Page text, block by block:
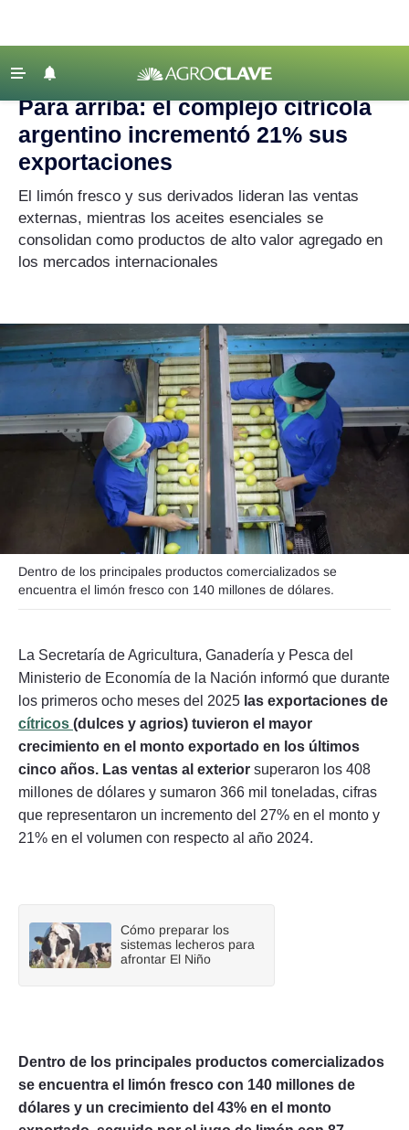
Agricultura
Ganadería
Lechería
Tecnología
Maquinaria agrícola
Clima
Seguinos
‹ VOLVER
Agroclave Sectores | cítricos
Para arriba: el complejo citrícola
argentino incrementó 21% sus
exportaciones
El limón fresco y sus derivados lideran las ventas
externas, mientras los aceites esenciales se
consolidan como productos de alto valor agregado en
los mercados internacionales
Dentro de los principales productos comercializados se
encuentra el limón fresco con 140 millones de dólares.
La Secretaría de Agricultura, Ganadería y Pesca del
Ministerio de Economía de la Nación informó que durante
los primeros ocho meses del 2025 las exportaciones de
cítricos (dulces y agrios) tuvieron el mayor
crecimiento en el monto exportado en los últimos
cinco años. Las ventas al exterior superaron los 408
millones de dólares y sumaron 366 mil toneladas, cifras
que representaron un incremento del 27% en el monto y
21% en el volumen con respecto al año 2024.
Cómo preparar los
sistemas lecheros para
afrontar El Niño
Dentro de los principales productos comercializados
se encuentra el limón fresco con 140 millones de
dólares y un crecimiento del 43% en el monto